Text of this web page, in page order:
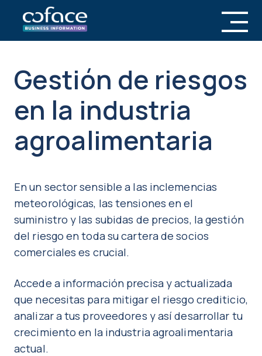
Gestión de riesgos
en la industria
agroalimentaria
En un sector sensible a las inclemencias
meteorológicas, las tensiones en el
suministro y las subidas de precios, la gestión
del riesgo en toda su cartera de socios
comerciales es crucial.
Accede a información precisa y actualizada
que necesitas para mitigar el riesgo crediticio,
analizar a tus proveedores y así desarrollar tu
crecimiento en la industria agroalimentaria
actual.